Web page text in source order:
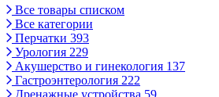
Все товары списком
Все категории
Перчатки 393
Урология 229
Акушерство и гинекология 137
Гастроэнтерология 222
Дренажные устройства 59